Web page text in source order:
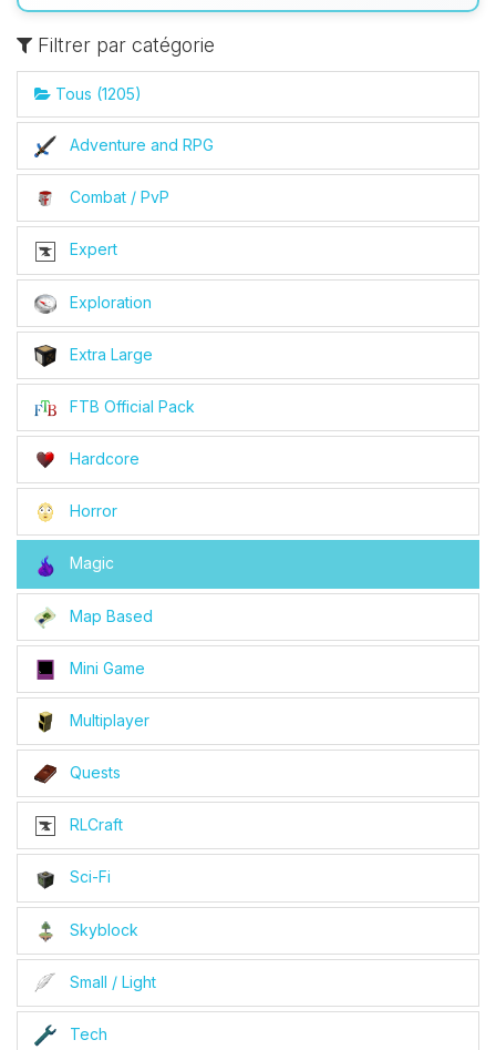
Filtrer par catégorie
Tous (1205)
Adventure and RPG
Combat / PvP
Expert
Exploration
Extra Large
FTB Official Pack
Hardcore
Horror
Magic
Map Based
Mini Game
Multiplayer
Quests
RLCraft
Sci-Fi
Skyblock
Small / Light
Tech